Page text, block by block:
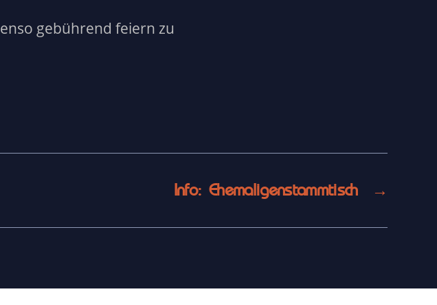
gebührend feiern zu
→
Info: Ehemaligenstammtisch